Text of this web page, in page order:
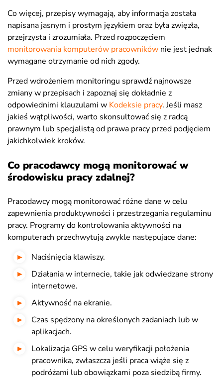
Co więcej, przepisy wymagają, aby informacja została
napisana jasnym i prostym językiem oraz była zwięzła,
przejrzysta i zrozumiała. Przed rozpoczęciem
monitorowania komputerów pracowników nie jest jednak
wymagane otrzymanie od nich zgody.
Przed wdrożeniem monitoringu sprawdź najnowsze
zmiany w przepisach i zapoznaj się dokładnie z
odpowiednimi klauzulami w Kodeksie pracy. Jeśli masz
jakieś wątpliwości, warto skonsultować się z radcą
prawnym lub specjalistą od prawa pracy przed podjęciem
jakichkolwiek kroków.
Co pracodawcy mogą monitorować w
środowisku pracy zdalnej?
Pracodawcy mogą monitorować różne dane w celu
zapewnienia produktywności i przestrzegania regulaminu
pracy. Programy do kontrolowania aktywności na
komputerach przechwytują zwykle następujące dane:
Naciśnięcia klawiszy.
Działania w internecie, takie jak odwiedzane strony
internetowe.
Aktywność na ekranie.
Czas spędzony na określonych zadaniach lub w
aplikacjach.
Lokalizacja GPS w celu weryfikacji położenia
pracownika, zwłaszcza jeśli praca wiąże się z
podróżami lub obowiązkami poza siedzibą firmy.